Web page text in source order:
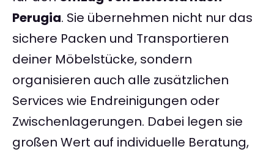
Perugia. Sie übernehmen nicht nur das
sichere Packen und Transportieren
deiner Möbelstücke, sondern
organisieren auch alle zusätzlichen
Services wie Endreinigungen oder
Zwischenlagerungen. Dabei legen sie
großen Wert auf individuelle Beratung,